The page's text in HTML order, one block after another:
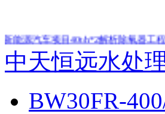
项目40t/h*2解析除氧器工程案例 成功
中天恒远水处
BW30FR-